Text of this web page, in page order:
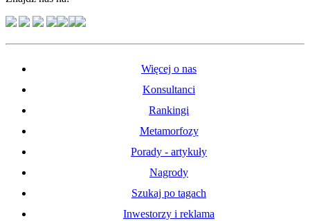
Więcej o nas
Konsultanci
Rankingi
Metamorfozy
Porady - artykuły
Nagrody
Szukaj po tagach
Inwestorzy i reklama